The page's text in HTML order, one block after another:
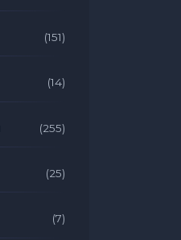
(151)
(14)
(255)
(25)
(7)